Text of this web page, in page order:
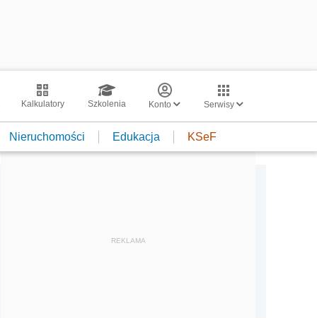
Kalkulatory Szkolenia Konto Serwisy
Nieruchomości Edukacja KSeF
REKLAMA